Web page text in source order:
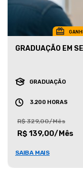
GRADUAÇÃO EM
GRADUAÇÃO
3.200 HORAS
R$ 329,00/Mês
R$ 139,00/Mês
SAIBA MAIS